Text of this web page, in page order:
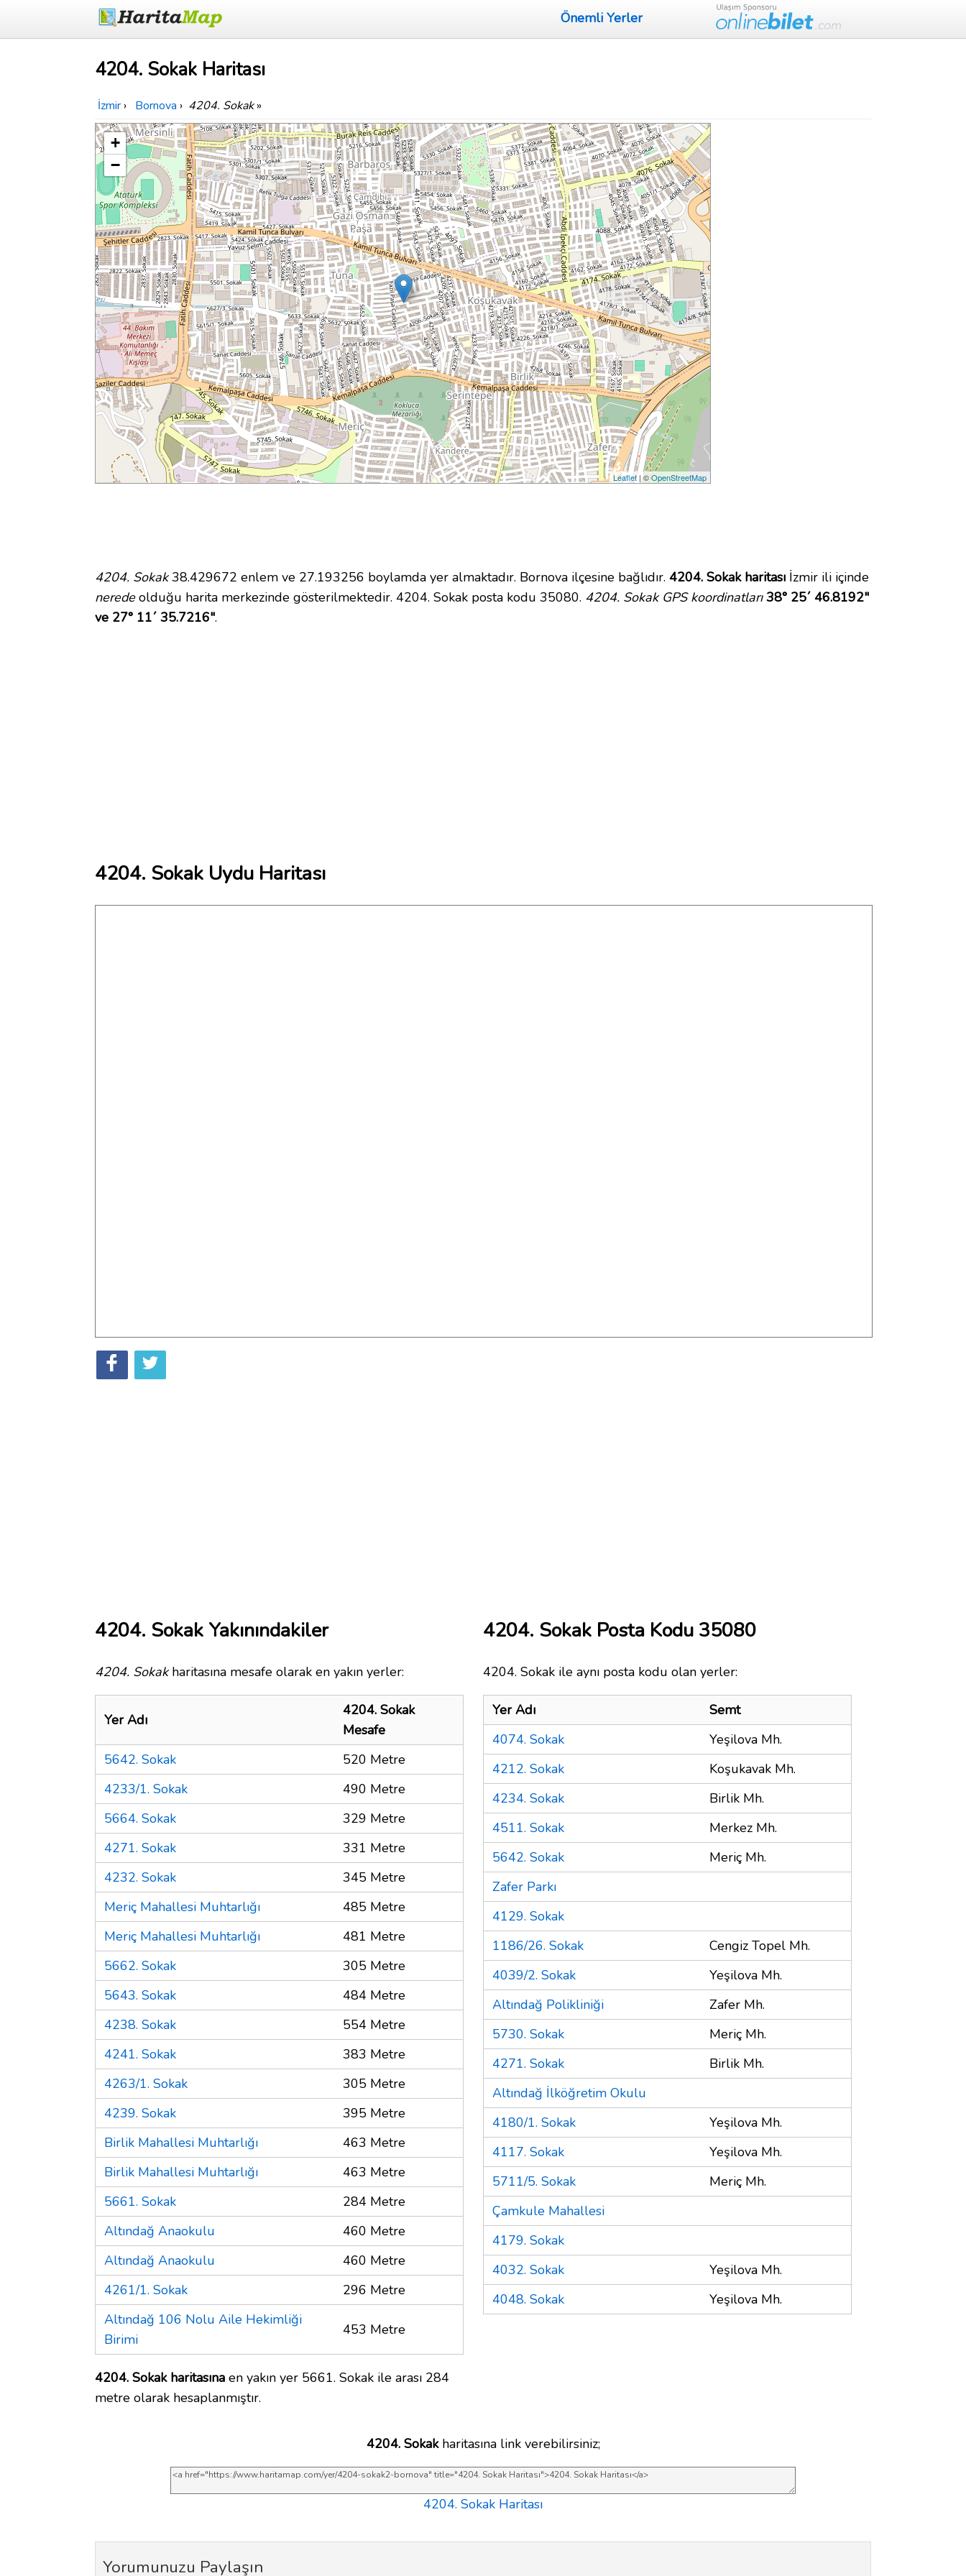
Önemli Yerler
4204. Sokak Haritası
İzmir › Bornova › 4204. Sokak»
+
−
Leaflet | ©OpenStreetMap
4204. Sokak38.429672 enlem ve 27.193256 boylamda yer almaktadır. Bornova ilçesine bağlıdır. 4204. Sokak haritası İzmir ili içinde
neredeolduğu harita merkezinde gösterilmektedir. 4204. Sokak posta kodu 35080. 4204. Sokak GPS koordinatları 38° 25´ 46.8192"
ve 27° 11´ 35.7216".
4204. Sokak Uydu Haritası
4204. Sokak Yakınındakiler
4204. Sokakharitasına mesafe olarak en yakın yerler:
Yer Adı
4204. Sokak
Mesafe
5642. Sokak
520 Metre
4233/1. Sokak
490 Metre
5664. Sokak
329 Metre
4271. Sokak
331 Metre
4232. Sokak
345 Metre
Meriç Mahallesi Muhtarlığı
485 Metre
Meriç Mahallesi Muhtarlığı
481 Metre
5662. Sokak
305 Metre
5643. Sokak
484 Metre
4238. Sokak
554 Metre
4241. Sokak
383 Metre
4263/1. Sokak
305 Metre
4239. Sokak
395 Metre
Birlik Mahallesi Muhtarlığı
463 Metre
Birlik Mahallesi Muhtarlığı
463 Metre
5661. Sokak
284 Metre
Altındağ Anaokulu
460 Metre
Altındağ Anaokulu
460 Metre
4261/1. Sokak
296 Metre
Altındağ 106 Nolu Aile Hekimliği
Birimi
453 Metre
4204. Sokak haritasına en yakın yer 5661. Sokak ile arası 284
metre olarak hesaplanmıştır.
4204. Sokak Posta Kodu 35080
4204. Sokak ile aynı posta kodu olan yerler:
Yer Adı
Semt
4074. Sokak
Yeşilova Mh.
4212. Sokak
Koşukavak Mh.
4234. Sokak
Birlik Mh.
4511. Sokak
Merkez Mh.
5642. Sokak
Meriç Mh.
Zafer Parkı
4129. Sokak
1186/26. Sokak
Cengiz Topel Mh.
4039/2. Sokak
Yeşilova Mh.
Altındağ Polikliniği
Zafer Mh.
5730. Sokak
Meriç Mh.
4271. Sokak
Birlik Mh.
Altındağ İlköğretim Okulu
4180/1. Sokak
Yeşilova Mh.
4117. Sokak
Yeşilova Mh.
5711/5. Sokak
Meriç Mh.
Çamkule Mahallesi
4179. Sokak
4032. Sokak
Yeşilova Mh.
4048. Sokak
Yeşilova Mh.
4204. Sokakharitasına link verebilirsiniz;
4204. Sokak Haritası
Yorumunuzu Paylaşın